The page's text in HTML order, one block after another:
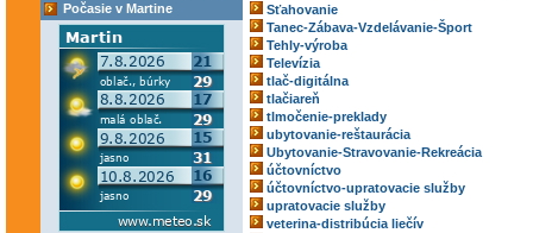
Počasie v Martine
Sťahovanie
Tanec-Zábava-Vzdelávanie-Šport
Tehly-výroba
Televízia
tlač-digitálna
tlačiareň
tlmočenie-preklady
ubytovanie-reštaurácia
Ubytovanie-Stravovanie-Rekreácia
účtovníctvo
účtovníctvo-upratovacie služby
upratovacie služby
veterina-distribúcia liečív